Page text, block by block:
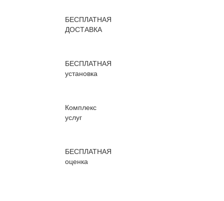
БЕСПЛАТНАЯ
ДОСТАВКА
БЕСПЛАТНАЯ
установка
Комплекс
услуг
БЕСПЛАТНАЯ
оценка